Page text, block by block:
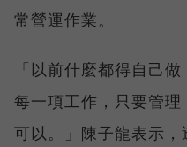
常營運作業。
「以前什麼都得自己
每一項工作，只要管
可以。」陳子龍表示